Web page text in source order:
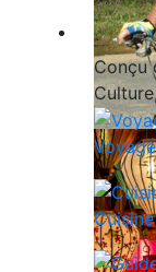
Blog
Conçu